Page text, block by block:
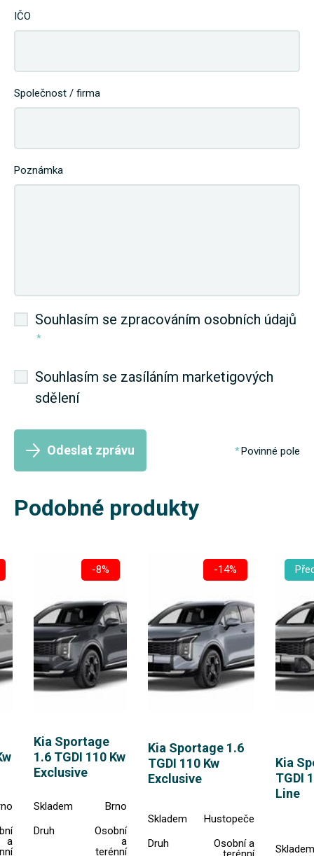
IČO
Společnost / firma
Poznámka
Souhlasím se zpracováním osobních údajů
*
Souhlasím se zasíláním marketigových
sdělení
Odeslat zprávu Povinné pole
Podobné produkty
a
-8%
Kia Sportage
1.6 TGDI 110 Kw
Exclusive
Skladem
Brno
Druh
Osobní
a
terénní
-14%
Kia Sportage 1.6
TGDI 110 Kw
Exclusive
Skladem
Hustopeče
Druh
Osobní a
Kia
TGDI
Line
Skladem